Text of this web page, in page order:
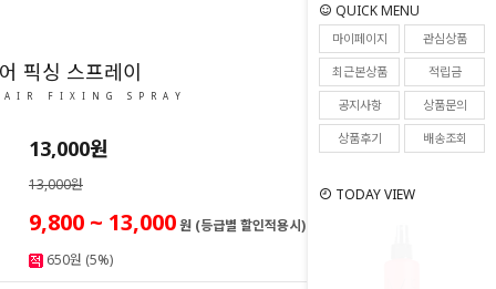
QUICK MENU
마이페이지
관심상품
최근본상품
적립금
공지사항
상품문의
상품후기
배송조회
TODAY VIEW
50
픽싱 스프레이
FIXING SPRAY
13,000원
13,000원
9,800 ~ 13,000원 (등급별 할인적용시)
650원 (5%)